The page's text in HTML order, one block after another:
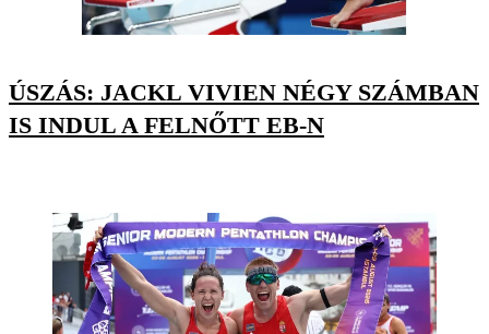
ÚSZÁS: JACKL VIVIEN NÉGY SZÁMBAN
IS INDUL A FELNŐTT EB-N